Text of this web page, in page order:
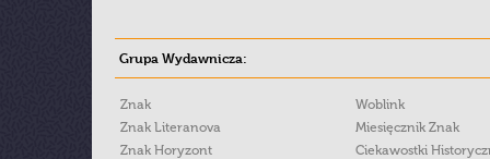
Grupa Wydawnicza:
Znak
Znak Literanova
Znak Horyzont
Woblink
Miesięcznik Znak
Ciekawostki